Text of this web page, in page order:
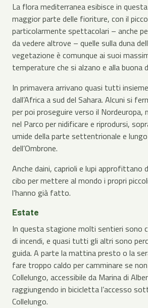
La flora mediterranea esibisce in
maggior parte delle fioriture, con il
particolarmente spettacolari – anche
da vedere altrove – quelle sulla duna
vegetazione è comunque ai suoi
temperature che si alzano e alla buona
In primavera arrivano quasi tutti
dall’Africa a sud del Sahara. Alcuni si
per poi proseguire verso il
nel Parco per nidificare e riprodursi,
umide della parte settentrionale e
dell’Ombrone.
Anche daini, caprioli e lupi approfittano
cibo per mettere al mondo i propri
l’hanno già fatto.
Estate
In questa stagione molti sentieri sono
di incendi, e quasi tutti gli altri sono
guida. A parte la mattina presto o la
fare troppo caldo per camminare se
Collelungo, accessibile da Marina di
raggiungendo in bicicletta l’accesso
Collelungo.